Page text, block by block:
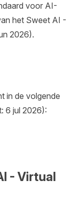
voor AI-
het Sweet AI -
2026).
in de volgende
6 jul 2026):
- Virtual